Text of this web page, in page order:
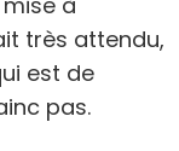
très attendu,
est de
pas.